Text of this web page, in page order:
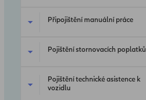
Připojištění manuální práce
Pojištění stornovacích poplatků
Pojištění technické asistence k
vozidlu